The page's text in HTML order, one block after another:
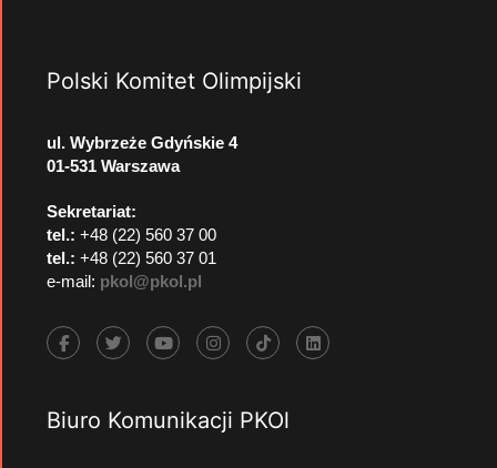
Polski Komitet Olimpijski
ul. Wybrzeże Gdyńskie 4
01-531 Warszawa
Sekretariat:
tel.: +48 (22) 560 37 00
tel.: +48 (22) 560 37 01
e-mail: pkol@pkol.pl
Biuro Komunikacji PKOl